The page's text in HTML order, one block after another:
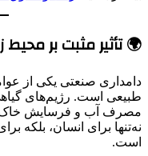
🌍 تأثیر مثبت بر
دامداری صنعتی یکی از
طبیعی است. رژیم‌های
مصرف آب و فرسایش خاک
نه‌تنها برای انسان، بلکه
است.